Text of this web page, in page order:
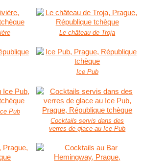
Le château de Troja
Ice Pub
Pub
Cocktails servis dans des
verres de glace au Ice Pub